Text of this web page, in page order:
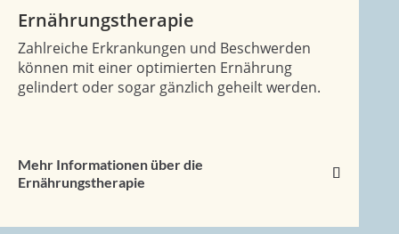
Ernährungstherapie
Zahlreiche Erkrankungen und Beschwerden
können mit einer optimierten Ernährung
gelindert oder sogar gänzlich geheilt werden.
Mehr Informationen über die
Ernährungstherapie